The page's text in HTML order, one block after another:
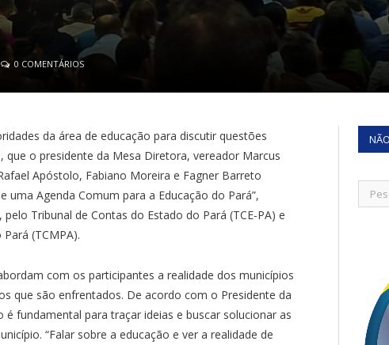
0 COMENTÁRIOS
da área de educação para discutir questões
o presidente da Mesa Diretora, vereador Marcus
Apóstolo, Fabiano Moreira e Fagner Barreto
uma Agenda Comum para a Educação do Pará”,
Tribunal de Contas do Estado do Pará (TCE-PA) e
(TCMPA).
com os participantes a realidade dos municípios
que são enfrentados. De acordo com o Presidente da
fundamental para traçar ideias e buscar solucionar as
“Falar sobre a educação e ver a realidade de